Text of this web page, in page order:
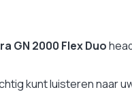
GN 2000 Flex Duo
kunt luisteren naar